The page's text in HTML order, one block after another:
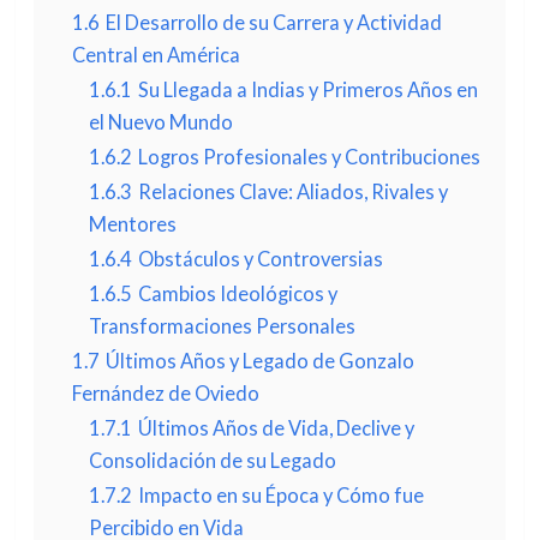
1.6 El Desarrollo de su Carrera y Actividad
Central en América
1.6.1 Su Llegada a Indias y Primeros Años en
el Nuevo Mundo
1.6.2 Logros Profesionales y Contribuciones
1.6.3 Relaciones Clave: Aliados, Rivales y
Mentores
1.6.4 Obstáculos y Controversias
1.6.5 Cambios Ideológicos y
Transformaciones Personales
1.7 Últimos Años y Legado de Gonzalo
Fernández de Oviedo
1.7.1 Últimos Años de Vida, Declive y
Consolidación de su Legado
1.7.2 Impacto en su Época y Cómo fue
Percibido en Vida